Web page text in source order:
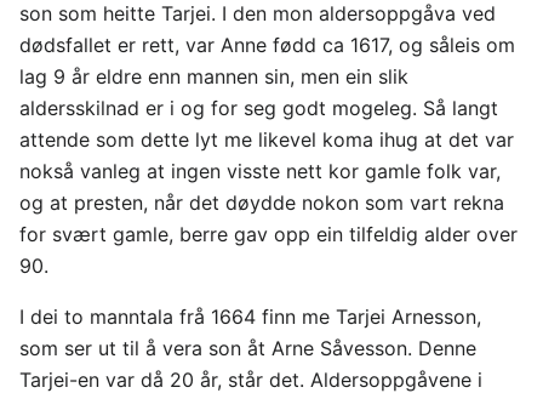
son som heitte Tarjei. I den mon aldersoppgåva ved
dødsfallet er rett, var Anne fødd ca 1617, og såleis om
lag 9 år eldre enn mannen sin, men ein slik
aldersskilnad er i og for seg godt mogeleg. Så langt
attende som dette lyt me likevel koma ihug at det var
nokså vanleg at ingen visste nett kor gamle folk var,
og at presten, når det døydde nokon som vart rekna
for svært gamle, berre gav opp ein tilfeldig alder over
90.
I dei to manntala frå 1664 finn me Tarjei Arnesson,
som ser ut til å vera son åt Arne Såvesson. Denne
Tarjei-en var då 20 år, står det. Aldersoppgåvene i